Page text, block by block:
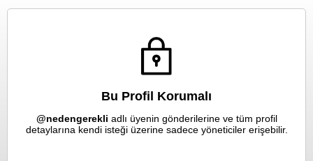
Bu Profil Korumalı
@nedengerekli adlı üyenin gönderilerine ve tüm profil
detaylarına kendi isteği üzerine sadece yöneticiler erişebilir.